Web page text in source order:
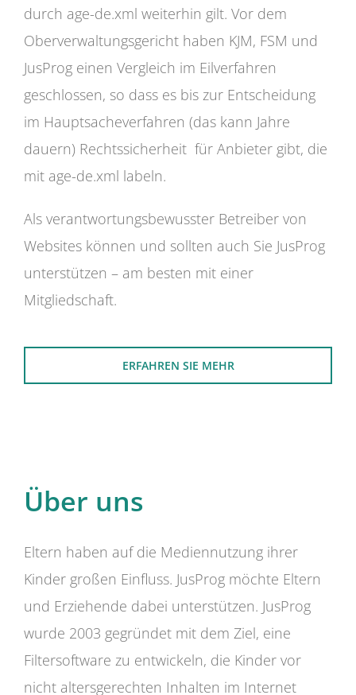
durch age-de.xml weiterhin gilt. Vor dem
Oberverwaltungsgericht haben KJM, FSM und
JusProg einen Vergleich im Eilverfahren
geschlossen, so dass es bis zur Entscheidung
im Hauptsacheverfahren (das kann Jahre
dauern) Rechtssicherheit für Anbieter gibt, die
mit age-de.xml labeln.
Als verantwortungsbewusster Betreiber von
Websites können und sollten auch Sie JusProg
unterstützen – am besten mit einer
Mitgliedschaft.
ERFAHREN SIE MEHR
Über uns
Eltern haben auf die Mediennutzung ihrer
Kinder großen Einfluss. JusProg möchte Eltern
und Erziehende dabei unterstützen. JusProg
wurde 2003 gegründet mit dem Ziel, eine
Filtersoftware zu entwickeln, die Kinder vor
nicht altersgerechten Inhalten im Internet